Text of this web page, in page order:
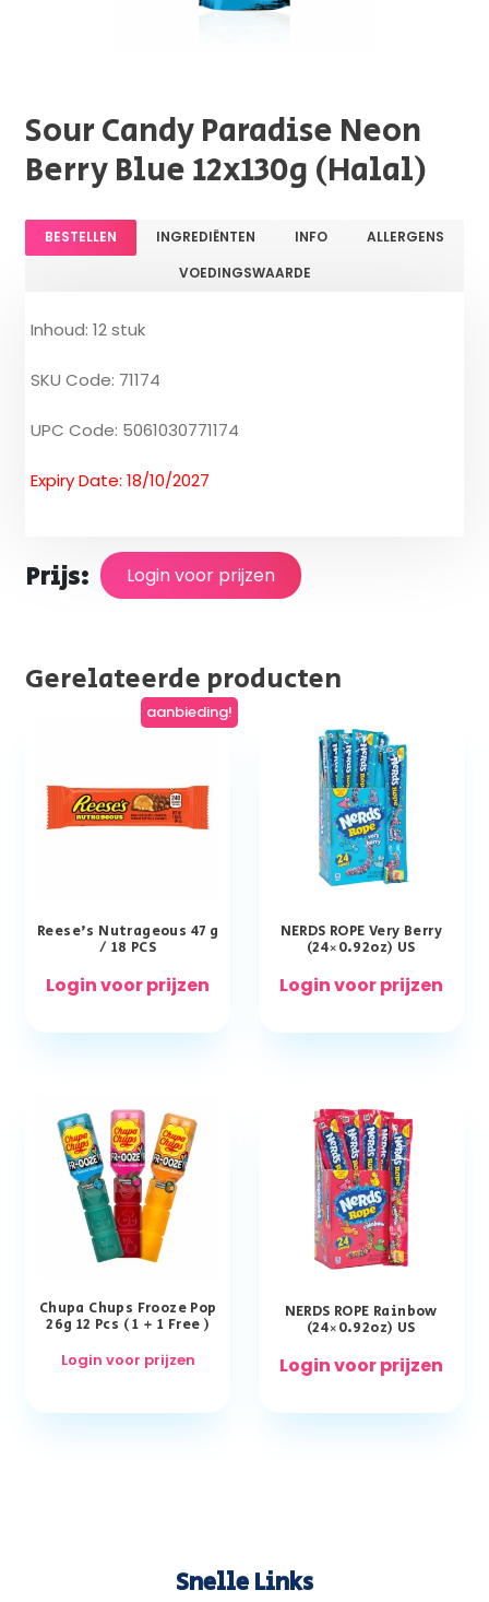
Sour Candy Paradise Neon
Berry Blue 12x130g (Halal)
BESTELLEN INGREDIËNTEN INFO
ALLERGENS
VOEDINGSWAARDE
Inhoud: 12 stuk
SKU Code: 71174
UPC Code: 5061030771174
Expiry Date: 18/10/2027
Prijs: Login voor prijzen
Gerelateerde producten
aanbieding!
Reese’s Nutrageous 47 g
/ 18 PCS
Login voor prijzen
NERDS ROPE Very Berry
(24×0.92oz) US
Login voor prijzen
Chupa Chups Frooze Pop
26g 12 Pcs ( 1 + 1 Free )
Login voor prijzen
NERDS ROPE Rainbow
(24×0.92oz) US
Login voor prijzen
Snelle Links